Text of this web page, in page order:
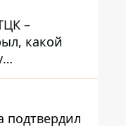
–
какой
​​подтвердил